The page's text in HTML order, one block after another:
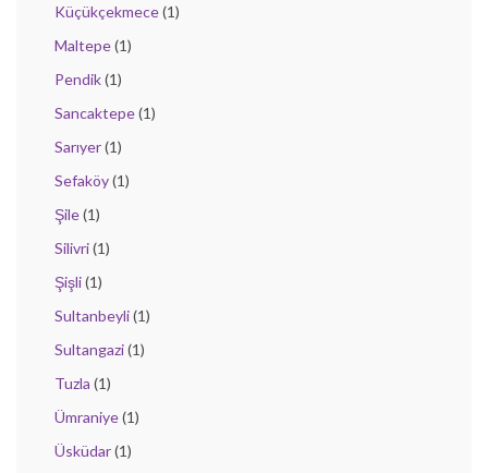
Küçükçekmece(1)
Maltepe(1)
Pendik(1)
Sancaktepe(1)
Sarıyer(1)
Sefaköy(1)
Şile(1)
Silivri(1)
Şişli(1)
Sultanbeyli(1)
Sultangazi(1)
Tuzla (1)
Ümraniye(1)
Üsküdar(1)